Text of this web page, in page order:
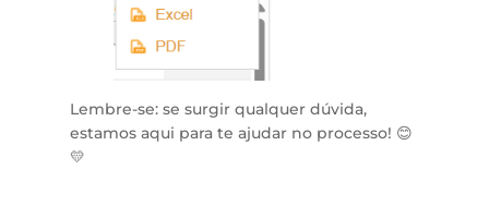
Lembre-se: se surgir qualquer dúvida,
estamos aqui para te ajudar no processo! 😊
💛